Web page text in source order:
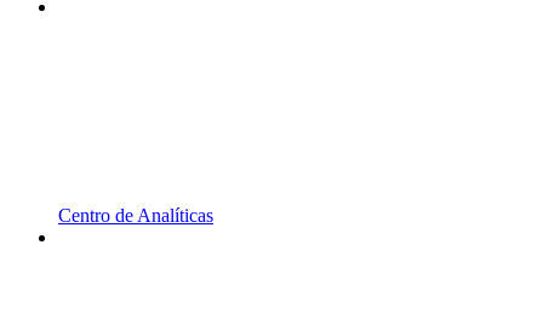
Centro de Analíticas